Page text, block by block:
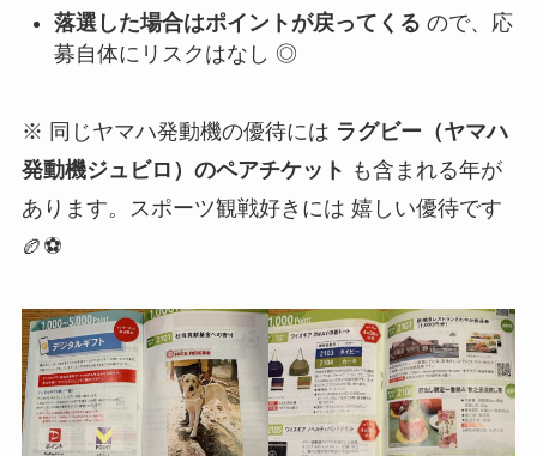
落選した場合はポイントが戻ってくる ので、応
募自体にリスクはなし ◎
※ 同じヤマハ発動機の優待には ラグビー（ヤマハ
発動機ジュビロ）のペアチケット も含まれる年が
あります。スポーツ観戦好きには 嬉しい優待です
🏉⚽